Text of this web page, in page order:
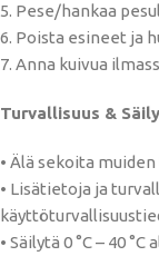
5. Pese/hankaa
6. Poista esineet ja
7. Anna kuivua
Turvallisuus &
• Älä sekoita
• Lisätietoja ja
• Säilytä 0 °C – 40